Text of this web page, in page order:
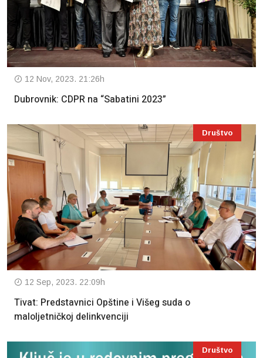
12 Nov, 2023. 21:26h
Dubrovnik: CDPR na “Sabatini 2023”
Društvo
12 Sep, 2023. 22:09h
Tivat: Predstavnici Opštine i Višeg suda o
maloljetničkoj delinkvenciji
Društvo